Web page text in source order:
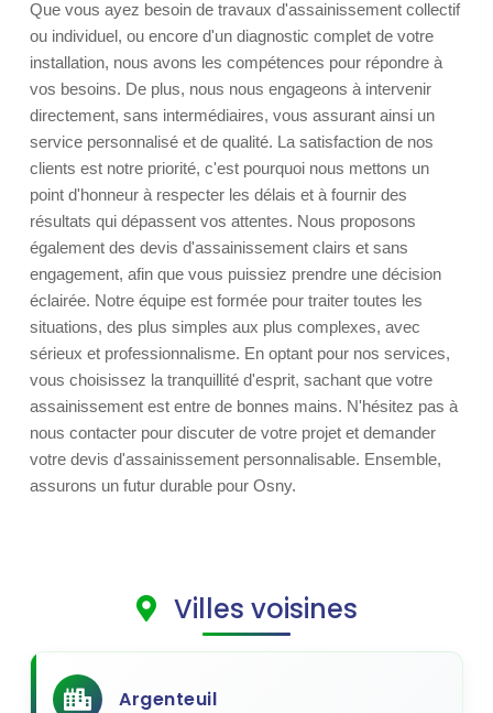
Que vous ayez besoin de travaux d'assainissement collectif
ou individuel, ou encore d'un diagnostic complet de votre
installation, nous avons les compétences pour répondre à
vos besoins. De plus, nous nous engageons à intervenir
directement, sans intermédiaires, vous assurant ainsi un
service personnalisé et de qualité. La satisfaction de nos
clients est notre priorité, c'est pourquoi nous mettons un
point d'honneur à respecter les délais et à fournir des
résultats qui dépassent vos attentes. Nous proposons
également des devis d'assainissement clairs et sans
engagement, afin que vous puissiez prendre une décision
éclairée. Notre équipe est formée pour traiter toutes les
situations, des plus simples aux plus complexes, avec
sérieux et professionnalisme. En optant pour nos services,
vous choisissez la tranquillité d'esprit, sachant que votre
assainissement est entre de bonnes mains. N'hésitez pas à
nous contacter pour discuter de votre projet et demander
votre devis d'assainissement personnalisable. Ensemble,
assurons un futur durable pour Osny.
Villes voisines
Argenteuil